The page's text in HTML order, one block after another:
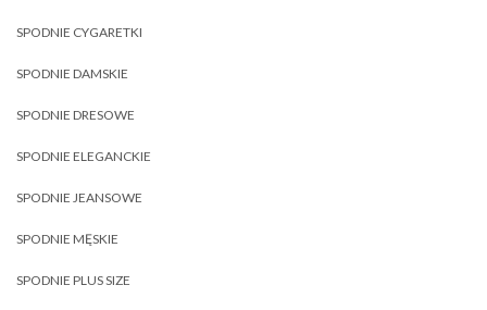
SPODNIE CYGARETKI
SPODNIE DAMSKIE
SPODNIE DRESOWE
SPODNIE ELEGANCKIE
SPODNIE JEANSOWE
SPODNIE MĘSKIE
SPODNIE PLUS SIZE